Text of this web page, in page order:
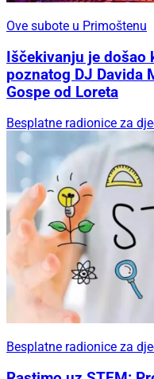
Ove subote u Primoštenu
Iščekivanju je došao
poznatog DJ Davida
Gospe od Loreta
Besplatne radionice za
Besplatne radionice za